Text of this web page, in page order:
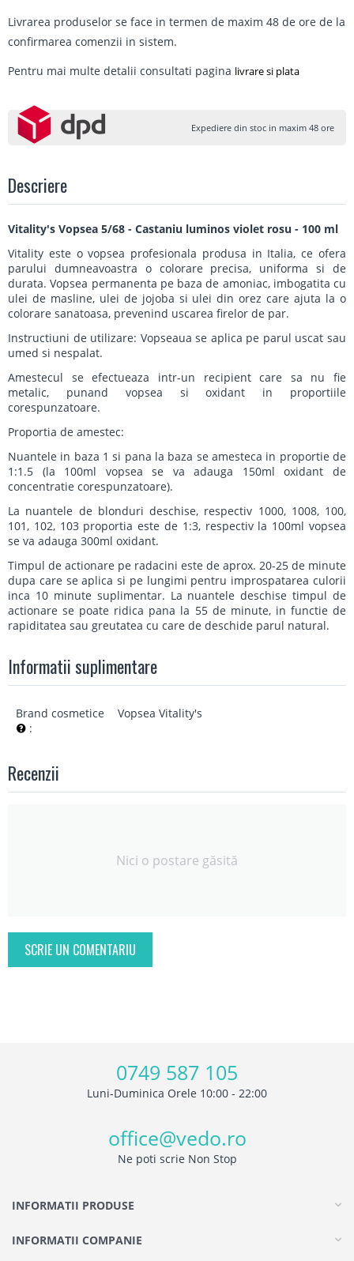
Livrarea produselor se face in termen de maxim 48 de ore de la
confirmarea comenzii in sistem.
Pentru mai multe detalii consultati pagina livrare si plata
Expediere din stoc in maxim 48 ore
Descriere
Vitality's Vopsea 5/68 - Castaniu luminos violet rosu - 100 ml
Vitality este o vopsea profesionala produsa in Italia, ce ofera
parului dumneavoastra o colorare precisa, uniforma si de
durata. Vopsea permanenta pe baza de amoniac, imbogatita cu
ulei de masline, ulei de jojoba si ulei din orez care ajuta la o
colorare sanatoasa, prevenind uscarea firelor de par.
Instructiuni de utilizare: Vopseaua se aplica pe parul uscat sau
umed si nespalat.
Amestecul se efectueaza intr-un recipient care sa nu fie
metalic, punand vopsea si oxidant in proportiile
corespunzatoare.
Proportia de amestec:
Nuantele in baza 1 si pana la baza se amesteca in proportie de
1:1.5 (la 100ml vopsea se va adauga 150ml oxidant de
concentratie corespunzatoare).
La nuantele de blonduri deschise, respectiv 1000, 1008, 100,
101, 102, 103 proportia este de 1:3, respectiv la 100ml vopsea
se va adauga 300ml oxidant.
Timpul de actionare pe radacini este de aprox. 20-25 de minute
dupa care se aplica si pe lungimi pentru improspatarea culorii
inca 10 minute suplimentar. La nuantele deschise timpul de
actionare se poate ridica pana la 55 de minute, in functie de
rapiditatea sau greutatea cu care de deschide parul natural.
Informatii suplimentare
Brand cosmetice
:
Vopsea Vitality's
Recenzii
Nici o postare găsită
SCRIE UN COMENTARIU
0749 587 105
Luni-Duminica Orele 10:00 - 22:00
office@vedo.ro
Ne poti scrie Non Stop
INFORMATII PRODUSE
INFORMATII COMPANIE